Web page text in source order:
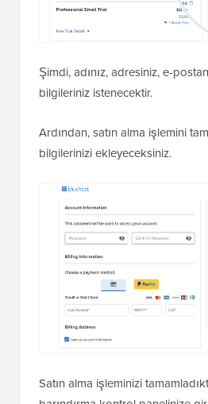
Şimdi, adınız, adresiniz, e-
bilgileriniz istenecektir.
Ardından, satın alma işlemini
bilgilerinizi ekleyeceksiniz.
Satın alma işleminizi